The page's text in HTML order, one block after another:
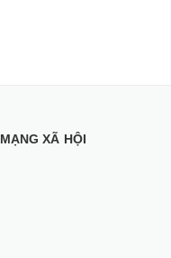
MẠNG XÃ HỘI